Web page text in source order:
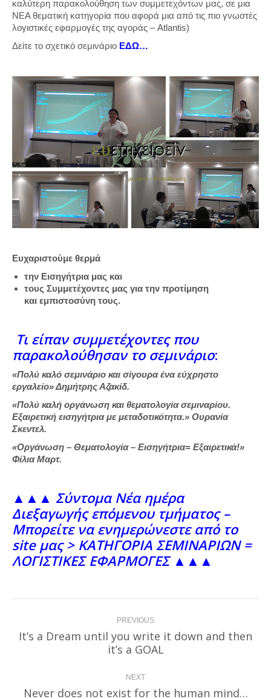
καλύτερη παρακολούθηση των συμμετεχόντων μας, σε μια
ΝΕΑ θεματική κατηγορία που αφορά μια από τις πιο γνωστές
λογιστικές εφαρμογές της αγοράς – Atlantis)
Δείτε το σχετικό σεμινάριο ΕΔΩ…
Ευχαριστούμε θερμά
την Εισηγήτρια μας και
τους Συμμετέχοντες μας για την προτίμηση
και εμπιστοσύνη τους.
Τι είπαν συμμετέχοντες που
παρακολούθησαν το σεμινάριο:
«Πολύ καλό σεμινάριο και σίγουρα ένα εύχρηστο
εργαλείο» Δημήτρης Αζακίδ.
«Πολύ καλή οργάνωση και θεματολογία σεμιναρίου.
Εξαιρετική εισηγήτρια με μεταδοτικότητα.» Ουρανία
Σκεντελ.
«Οργάνωση – Θεματολογία – Εισηγήτρια= Εξαιρετικά!»
Φίλια Μαρτ.
▲▲▲ Σύντομα Νέα ημέρα
Διεξαγωγής επόμενου τμήματος –
Μπορείτε να ενημερώνεστε από το
site μας > KATΗΓΟΡΙΑ ΣΕΜΙΝΑΡΙΩΝ =
ΛΟΓΙΣΤΙΚΕΣ ΕΦΑΡΜΟΓΕΣ ▲▲▲
navigation PREVIOUS
Previous
post:
It’s a Dream until you write it down and then
it’s a GOAL
NEXT
Never does not exist for the human mind…